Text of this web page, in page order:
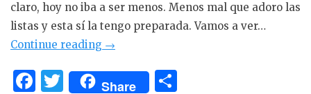
claro, hoy no iba a ser menos. Menos mal que adoro las
listas y esta sí la tengo preparada. Vamos a ver…
Continue reading «Viajando
las
→
F
T
Share